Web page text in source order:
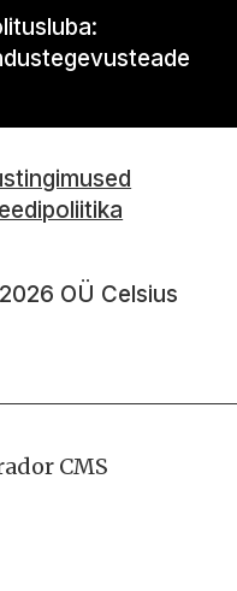
OÜ Celsius
CMS